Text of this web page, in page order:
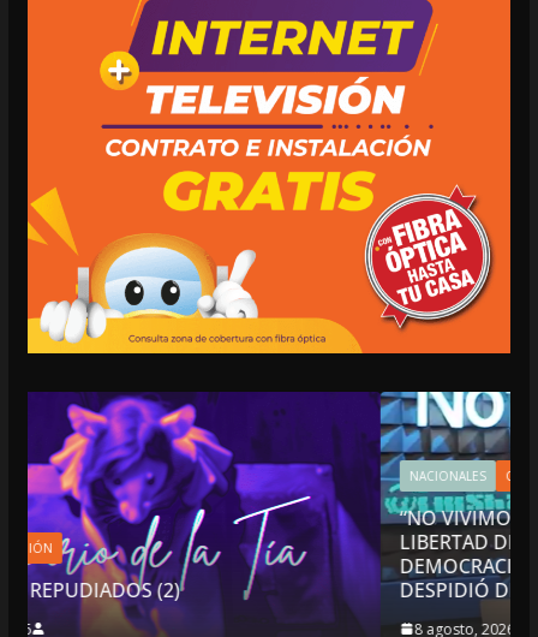
NACIONALES OPINIÓN
“NO VIVIMOS BUENOS TIEMPOS PARA LA
LIBERTAD DE EXPRESIÓN NI PARA LA
DEMOCRACIA EN MÉXICO”: LUIS
DESPIDIÓ DE MVS
8 agosto, 2026